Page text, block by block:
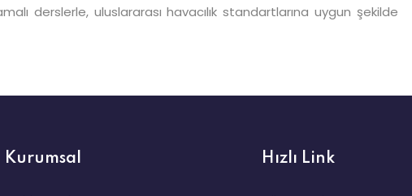
derslerle, uluslararası havacılık standartlarına uygun şekilde
Kurumsal Hızlı Link